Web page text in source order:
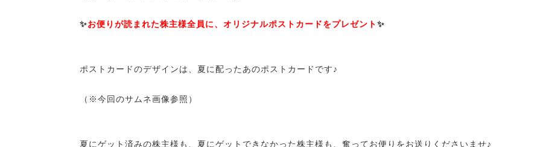
✨お便りが読まれた株主様全員に、オリジナルポストカードをプレゼント✨
ポストカードのデザインは、夏に配ったあのポストカードです♪
（※今回のサムネ画像参照）
夏にゲット済みの株主様も、夏にゲットできなかった株主様も、奮ってお便りをお送りくださいませ♪